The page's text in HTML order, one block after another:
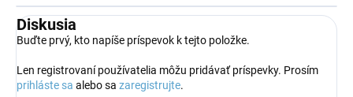
Diskusia
Buďte prvý, kto napíše príspevok k tejto položke.
Len registrovaní používatelia môžu pridávať príspevky. Prosím
prihláste sa alebo sa zaregistrujte.